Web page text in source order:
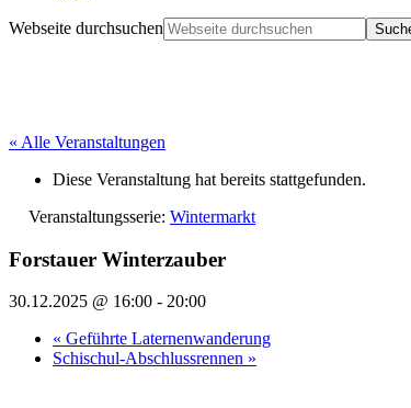
Webseite durchsuchen
« Alle Veranstaltungen
Diese Veranstaltung hat bereits stattgefunden.
Veranstaltungsserie: Wintermarkt
Forstauer Winterzauber
30.12.2025 @ 16:00 - 20:00
« Geführte Laternenwanderung
Schischul-Abschlussrennen »